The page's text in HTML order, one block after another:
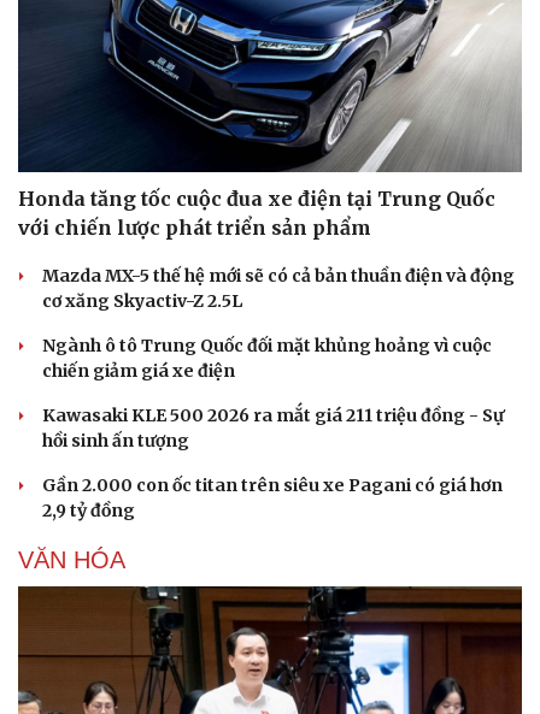
Honda tăng tốc cuộc đua xe điện tại Trung Quốc
với chiến lược phát triển sản phẩm
Mazda MX-5 thế hệ mới sẽ có cả bản thuần điện và động
cơ xăng Skyactiv-Z 2.5L
Ngành ô tô Trung Quốc đối mặt khủng hoảng vì cuộc
chiến giảm giá xe điện
Kawasaki KLE 500 2026 ra mắt giá 211 triệu đồng - Sự
hồi sinh ấn tượng
Gần 2.000 con ốc titan trên siêu xe Pagani có giá hơn
2,9 tỷ đồng
VĂN HÓA